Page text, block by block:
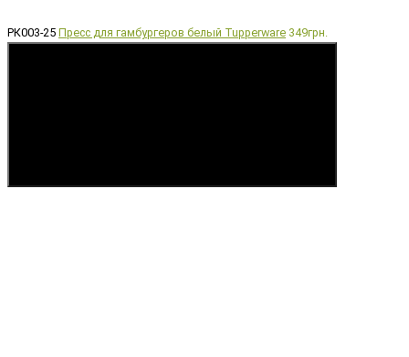
РК003-25 Пресс для гамбургеров белый Tupperware 349грн.